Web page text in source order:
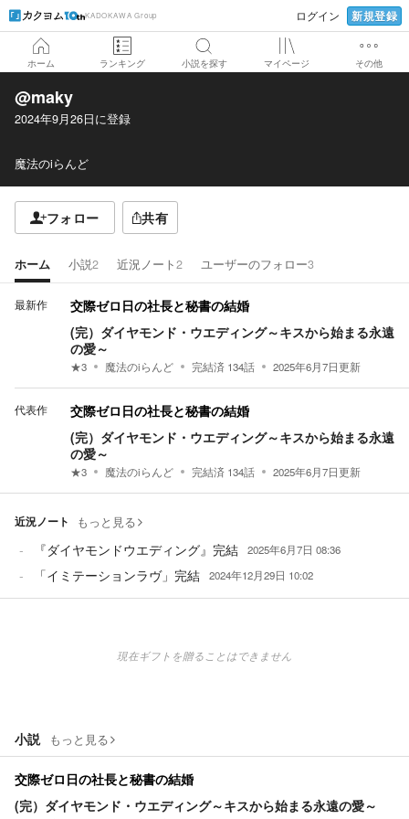
KADOKAWA Group ログイン 新規登録
ホーム ランキング 小説を探す マイページ その他
@maky
2024年9月26日に登録
魔法のiらんど
フォロー 共有
ホーム 小説2 近況ノート2 ユーザーのフォロー3
最新作 交際ゼロ日の社長と秘書の結婚
(完）ダイヤモンド・ウエディング～キスから始まる永遠
の愛～
★3 魔法のiらんど 完結済 134話 2025年6月7日更新
代表作 交際ゼロ日の社長と秘書の結婚
(完）ダイヤモンド・ウエディング～キスから始まる永遠
の愛～
★3 魔法のiらんど 完結済 134話 2025年6月7日更新
近況ノート もっと見る
『ダイヤモンドウエディング』完結 2025年6月7日 08:36
「イミテーションラヴ」完結 2024年12月29日 10:02
現在ギフトを贈ることはできません
小説 もっと見る
交際ゼロ日の社長と秘書の結婚
(完）ダイヤモンド・ウエディング～キスから始まる永遠の愛～